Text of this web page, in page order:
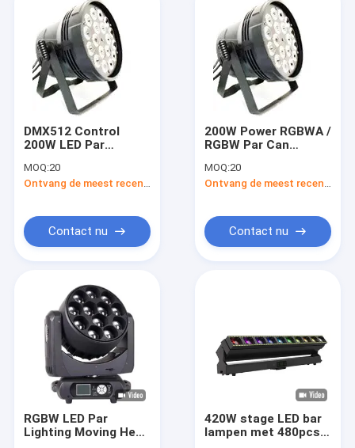
DMX512 Control
200W LED Par
warmtegeleidbaarheid
Aluminium Shell
MOQ:20
Contact nu
200W Power RGBWA /
RGBW Par Can
Stage Lighting
MOQ:20
Contact nu
RGBW LED Par
Lighting Moving Head
420W stage LED bar
lampen met 480pcs